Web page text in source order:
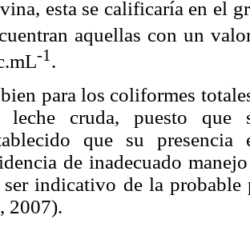
esta se calificaría en el
aquellas con un
-1 .
para los coliformes
leche cruda, puesto que
que su
de inadecuado
ser indicativo de la probable
2007).